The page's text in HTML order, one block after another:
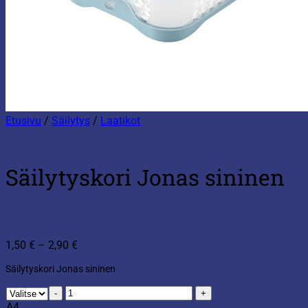
Etusivu / Säilytys / Laatikot
Säilytyskori Jonas sininen
1,50 € – 2,90 €
-
2,90 €
Säilytyskori Jonas sininen
Säilytyskori
Jonas